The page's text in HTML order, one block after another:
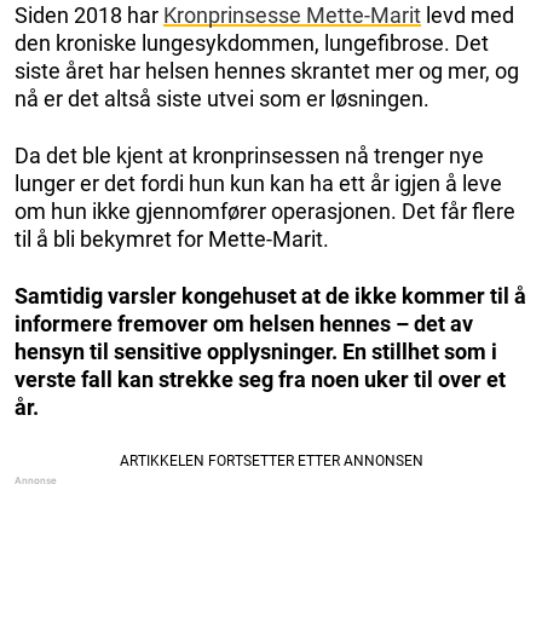
Siden 2018 har Kronprinsesse Mette-Marit levd med
den kroniske lungesykdommen, lungefibrose. Det
siste året har helsen hennes skrantet mer og mer, og
nå er det altså siste utvei som er løsningen.
Da det ble kjent at kronprinsessen nå trenger nye
lunger er det fordi hun kun kan ha ett år igjen å leve
om hun ikke gjennomfører operasjonen. Det får flere
til å bli bekymret for Mette-Marit.
Samtidig varsler kongehuset at de ikke kommer til å
informere fremover om helsen hennes – det av
hensyn til sensitive opplysninger. En stillhet som i
verste fall kan strekke seg fra noen uker til over et
år.